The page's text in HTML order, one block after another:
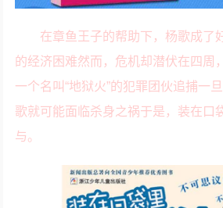
在章鱼王子的帮助下，杨歌成了
的经济困难然而，危机却潜伏在四周
一个名叫“地狱火”的犯罪团伙追捕一
歌就可能面临杀身之祸于是，装在口
与。